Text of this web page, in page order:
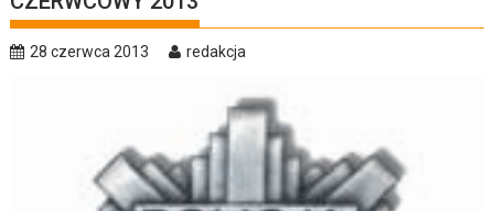
28 czerwca 2013 redakcja